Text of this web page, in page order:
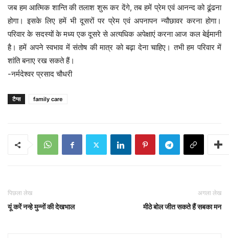
जब हम आत्मिक शान्ति की तलाश शुरू कर देंगे, तब हमें प्रेम एवं आनन्द को ढूंढना
होगा। इसके लिए हमें भी दूसरों पर प्रेम एवं अपनापन न्यौछावर करना होगा।
परिवार के सदस्यों के मध्य एक दूसरे से अत्यधिक अपेक्षाएं करना आज कल बेईमानी
है। हमें अपने स्वभाव में संतोष की मात्र को बढ़ा देना चाहिए। तभी हम परिवार में
शांति बनाए रख सकते हैं।
-नर्मदेश्वर प्रसाद चौधरी
टैग्स family care
पिछला लेख
यूं करें नन्हे मुन्नों की देखभाल
अगला लेख
मीठे बोल जीत सकते हैं सबका मन